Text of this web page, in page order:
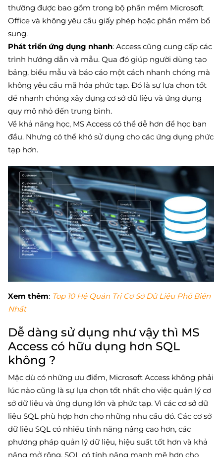
thường được bao gồm trong bộ phần mềm Microsoft
Office và không yêu cầu giấy phép hoặc phần mềm bổ
sung.
Phát triển ứng dụng nhanh: Access cũng cung cấp các
trình hướng dẫn và mẫu. Qua đó giúp người dùng tạo
bảng, biểu mẫu và báo cáo một cách nhanh chóng mà
không yêu cầu mã hóa phức tạp. Đó là sự lựa chọn tốt
để nhanh chóng xây dựng cơ sở dữ liệu và ứng dụng
quy mô nhỏ đến trung bình.
Về khả năng học, MS Access có thể dễ hơn để học ban
đầu. Nhưng có thể khó sử dụng cho các ứng dụng phức
tạp hơn.
Xem thêm: Top 10 Hệ Quản Trị Cơ Sở Dữ Liệu Phổ Biến
Nhất
Dễ dàng sử dụng như vậy thì MS
Access có hữu dụng hơn SQL
không ?
Mặc dù có những ưu điểm, Microsoft Access không phải
lúc nào cũng là sự lựa chọn tốt nhất cho việc quản lý cơ
sở dữ liệu và ứng dụng lớn và phức tạp. Vì các cơ sở dữ
liệu SQL phù hợp hơn cho những nhu cầu đó. Các cơ sở
dữ liệu SQL có nhiều tính năng nâng cao hơn, các
phương pháp quản lý dữ liệu, hiệu suất tốt hơn và khả
năng mở rộng. SQL có tính năng mạnh mẽ hơn cho